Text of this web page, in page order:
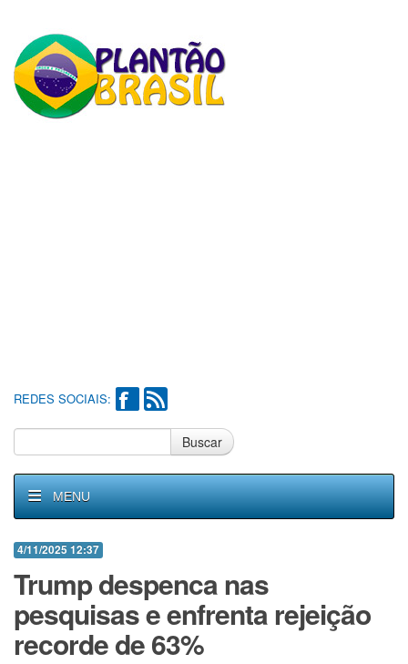
REDES SOCIAIS:
Buscar
MENU
4/11/2025 12:37
Trump despenca nas
pesquisas e enfrenta rejeição
recorde de 63%